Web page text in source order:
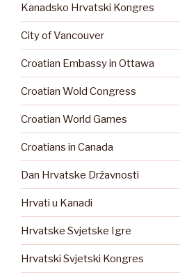
Kanadsko Hrvatski Kongres
City of Vancouver
Croatian Embassy in Ottawa
Croatian Wold Congress
Croatian World Games
Croatians in Canada
Dan Hrvatske Državnosti
Hrvati u Kanadi
Hrvatske Svjetske Igre
Hrvatski Svjetski Kongres